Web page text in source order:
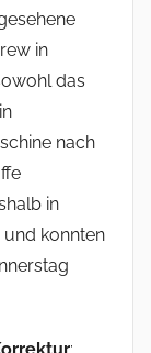
in
das
nach
in
konnten
: